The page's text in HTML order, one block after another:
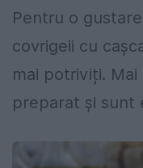
Pentru o
covrigeii cu
mai potriviți.
preparat și sunt